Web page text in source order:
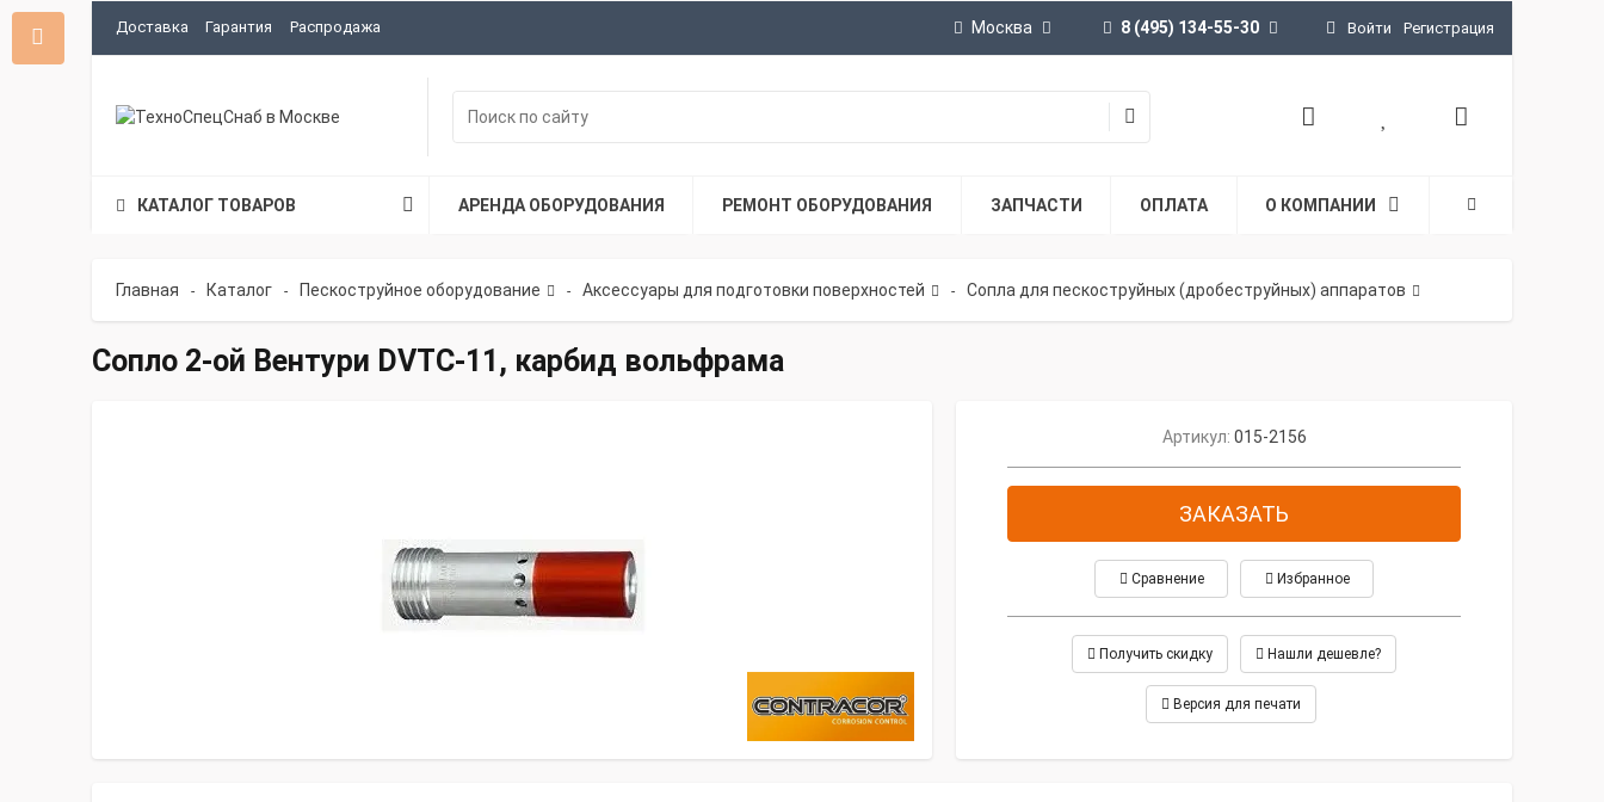
Доставка Гарантия Распродажа Москва 8 (495) 134-55-30 Войти Регистрация
КАТАЛОГ ТОВАРОВ АРЕНДА ОБОРУДОВАНИЯ РЕМОНТ ОБОРУДОВАНИЯ ЗАПЧАСТИ ОПЛАТА О КОМПАНИИ
Главная - Каталог - Пескоструйное оборудование - Аксессуары для подготовки поверхностей - Сопла для пескоструйных (дробеструйных) аппаратов
Сопло 2-ой Вентури DVTC-11, карбид вольфрама
Артикул: 015-2156
ЗАКАЗАТЬ
Сравнение Избранное
Получить скидку Нашли дешевле?
Версия для печати